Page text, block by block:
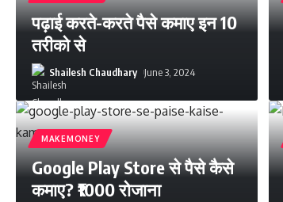
पढ़ाई करते-करते पैसे कमाए इन 10
तरीको से
Shailesh Chaudhary June 3, 2024
MAKEMONEY
Google Play Store से पैसे कैसे
कमाए? ₹1000 रोजाना